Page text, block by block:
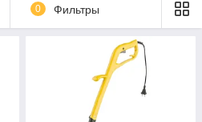
0 Фильтры